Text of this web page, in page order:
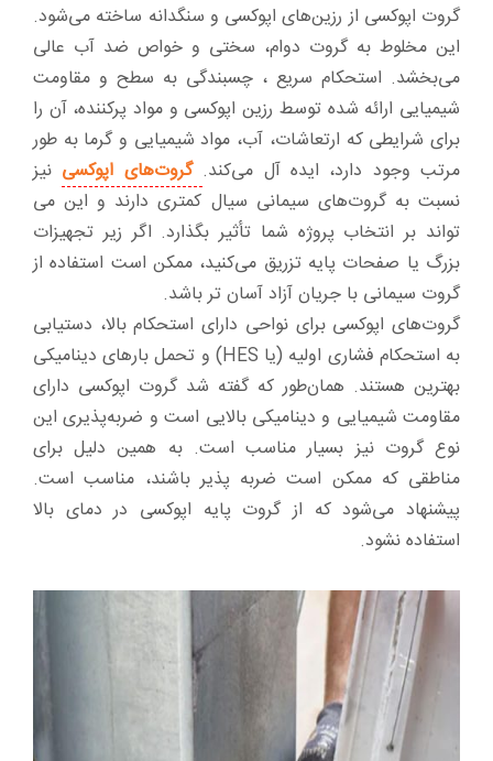
گروت اپوکسی از رزین‌های اپوکسی و سنگدانه ساخته می‌شود.
این مخلوط به گروت دوام، سختی و خواص ضد آب عالی
می‌بخشد. استحکام سریع ، چسبندگی به سطح و مقاومت
شیمیایی ارائه شده توسط رزین اپوکسی و مواد پرکننده، آن را
برای شرایطی که ارتعاشات، آب، مواد شیمیایی و گرما به طور
مرتب وجود دارد، ایده آل می‌کند. گروت‌های اپوکسی نیز
نسبت به گروت‌های سیمانی سیال کمتری دارند و این می
تواند بر انتخاب پروژه شما تأثیر بگذارد. اگر زیر تجهیزات
بزرگ یا صفحات پایه تزریق می‌کنید، ممکن است استفاده از
گروت سیمانی با جریان آزاد آسان تر باشد.
گروت‌های اپوکسی برای نواحی دارای استحکام بالا، دستیابی
به استحکام فشاری اولیه (یا HES) و تحمل بارهای دینامیکی
بهترین هستند. همان‌طور که گفته شد گروت اپوکسی دارای
مقاومت شیمیایی و دینامیکی بالایی است و ضربه‌پذیری این
نوع گروت نیز بسیار مناسب است. به همین دلیل برای
مناطقی که ممکن است ضربه پذیر باشند، مناسب است.
پیشنهاد می‌شود که از گروت پایه اپوکسی در دمای بالا
استفاده نشود.